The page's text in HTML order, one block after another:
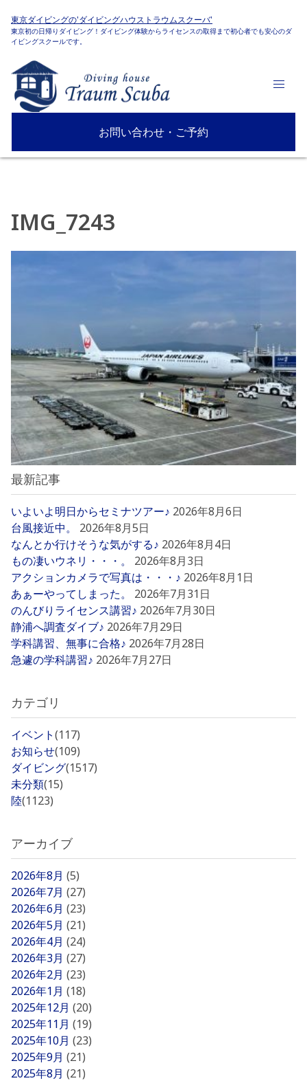
東京ダイビングの'ダイビングハウストラウムスクーバ'
東京初の日帰りダイビング！ダイビング体験からライセンスの取得まで初心者でも安心のダ
イビングスクールです。
お問い合わせ・ご予約
IMG_7243
最新記事
いよいよ明日からセミナツアー♪ 2026年8月6日
台風接近中。
2026年8月5日
なんとか行けそうな気がする♪ 2026年8月4日
もの凄いウネリ・・・。
2026年8月3日
アクションカメラで写真は・・・♪ 2026年8月1日
あぁーやってしまった。
2026年7月31日
のんびりライセンス講習♪ 2026年7月30日
静浦へ調査ダイブ♪ 2026年7月29日
学科講習、無事に合格♪ 2026年7月28日
急遽の学科講習♪ 2026年7月27日
カテゴリ
イベント(117)
お知らせ(109)
ダイビング(1517)
未分類(15)
陸(1123)
アーカイブ
2026年8月 (5)
2026年7月 (27)
2026年6月 (23)
2026年5月 (21)
2026年4月 (24)
2026年3月 (27)
2026年2月 (23)
2026年1月 (18)
2025年12月 (20)
2025年11月 (19)
2025年10月 (23)
2025年9月 (21)
2025年8月 (21)